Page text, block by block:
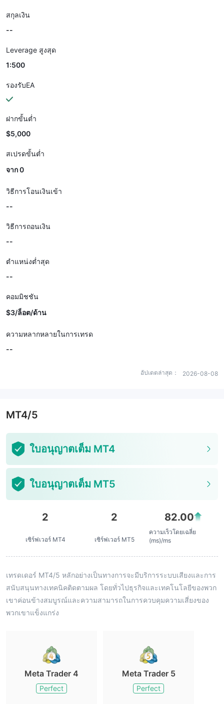
สกุลเงิน
--
Leverage สูงสุด
1:500
รองรับEA
ฝากขั้นต่ำ
$5,000
สเปรดขั้นต่ำ
จาก 0
วิธีการโอนเงินเข้า
--
วิธีการถอนเงิน
--
ตำแหน่งต่ำสุด
--
คอมมิชชัน
$3/ล็อต/ด้าน
ความหลากหลายในการเทรด
--
อัปเดตล่าสุด： 2026-08-08
MT4/5
ใบอนุญาตเต็ม MT4
ใบอนุญาตเต็ม MT5
2
เซิร์ฟเวอร์ MT4
2
เซิร์ฟเวอร์ MT5
82.00
ความเร็วโดยเฉลี่ย
(ms)/ms
เทรดเดอร์ MT4/5 หลักอย่างเป็นทางการจะมีบริการระบบเสียงและการ
สนับสนุนทางเทคนิคติดตามผล โดยทั่วไปธุรกิจและเทคโนโลยีของพวก
เขาค่อนข้างสมบูรณ์และความสามารถในการควบคุมความเสี่ยงของ
พวกเขาแข็งแกร่ง
Meta Trader 4
Perfect
Meta Trader 5
Perfect